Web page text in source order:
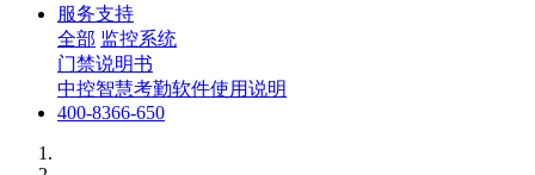
服务支持
全部 监控系统
门禁说明书
中控智慧考勤软件使用说明
400-8366-650